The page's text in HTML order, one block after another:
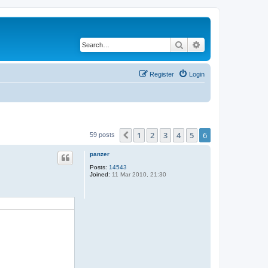
Search
Login
Register
59 posts Previous
1 2 3 4 5 6
panzer
Posts: 14543
Joined: 11 Mar 2010, 21:30